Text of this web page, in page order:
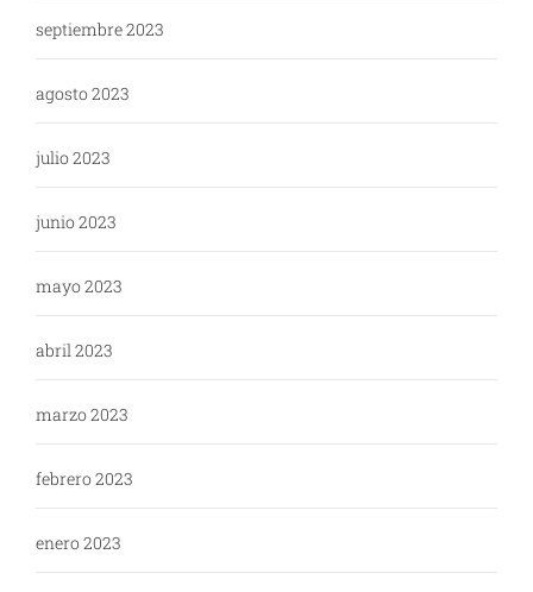
septiembre 2023
agosto 2023
julio 2023
junio 2023
mayo 2023
abril 2023
marzo 2023
febrero 2023
enero 2023